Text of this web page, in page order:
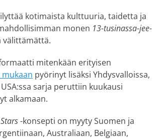
kotimaista kulttuuria, taidetta ja
monen 13-tusinassa-jee-
välittämättä.
mitenkään erityisen
pyörinyt lisäksi Yhdysvalloissa,
sarja peruttiin kuukausi
alkamaan.
-konsepti on myyty Suomen ja
Australiaan, Belgiaan,